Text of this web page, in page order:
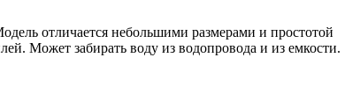
отличается небольшими размерами и простотой
Может забирать воду из водопровода и из емкости.